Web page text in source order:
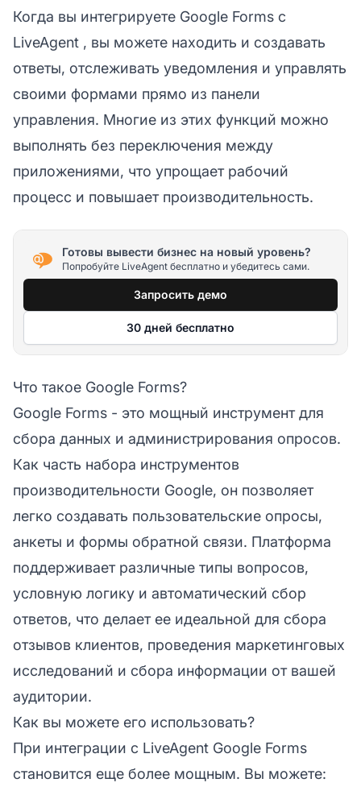
Когда вы интегрируете Google Forms с
LiveAgent , вы можете находить и создавать
ответы, отслеживать уведомления и управлять
своими формами прямо из панели
управления. Многие из этих функций можно
выполнять без переключения между
приложениями, что упрощает рабочий
процесс и повышает производительность.
Готовы вывести бизнес на новый уровень?
Попробуйте LiveAgent бесплатно и убедитесь сами.
Запросить демо
30 дней бесплатно
Что такое Google Forms?
Google Forms - это мощный инструмент для
сбора данных и администрирования опросов.
Как часть набора инструментов
производительности Google, он позволяет
легко создавать пользовательские опросы,
анкеты и формы обратной связи. Платформа
поддерживает различные типы вопросов,
условную логику и автоматический сбор
ответов, что делает ее идеальной для сбора
отзывов клиентов, проведения маркетинговых
исследований и сбора информации от вашей
аудитории.
Как вы можете его использовать?
При интеграции с LiveAgent Google Forms
становится еще более мощным. Вы можете: